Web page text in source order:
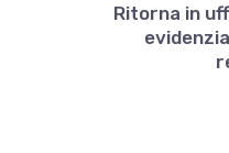
Ritorna in